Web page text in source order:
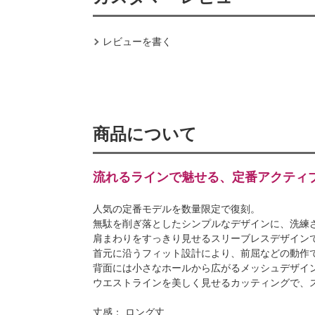
レビューを書く
商品について
流れるラインで魅せる、定番アクティ
人気の定番モデルを数量限定で復刻。
無駄を削ぎ落としたシンプルなデザインに、洗練
肩まわりをすっきり見せるスリーブレスデザイン
首元に沿うフィット設計により、前屈などの動作
背面には小さなホールから広がるメッシュデザイ
ウエストラインを美しく見せるカッティングで、
丈感： ロング丈